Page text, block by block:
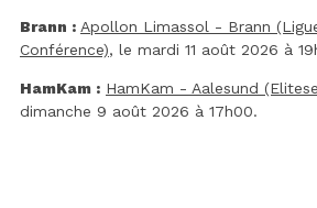
Brann : Apollon Limassol - Brann
Conférence), le mardi 11 août 2026 à
HamKam : HamKam - Aalesund
dimanche 9 août 2026 à 17h00.